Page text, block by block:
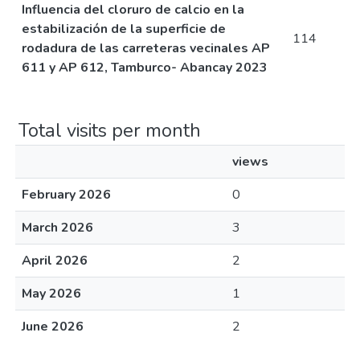
Influencia del cloruro de calcio en la
estabilización de la superficie de
rodadura de las carreteras vecinales AP
611 y AP 612, Tamburco- Abancay 2023
114
Total visits per month
views
February 2026
0
March 2026
3
April 2026
2
May 2026
1
June 2026
2